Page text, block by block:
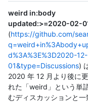
weird in:body
updated:>=2020-02-
(https://github.com/
d%3A%3E%3D2020-12-
01&type=Discussions)
2020 年 12 月より後に
れた「weird」という単
むディスカッションと一